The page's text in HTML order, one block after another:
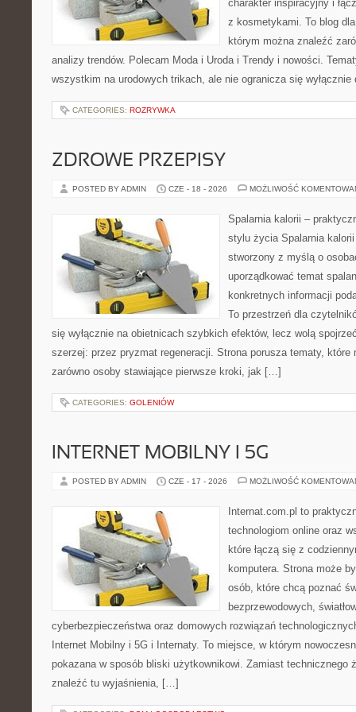
charakter inspiracyjny i
z kosmetykami. To blog
którym można znaleźć
analizy trendów. Polecam Moda i Uroda i Trendy i nowości.
wszystkim na urodowych trikach, ale nie ogranicza się
CATEGORIES: ROZRYWKA
ZDROWE PRZEPISY
POSTED BY ADMIN CZE - 18 - 2026 MOŻLIWOŚĆ
Spalarnia kalorii –
stylu życia Spalarnia
stworzony z myślą o
uporządkować temat
konkretnych informacji
To przestrzeń dla
się wyłącznie na obietnicach szybkich efektów, lecz wolą
szerzej: przez pryzmat regeneracji. Strona porusza tematy, które
zarówno osoby stawiające pierwsze kroki, jak […]
CATEGORIES: GOLENIÓW
INTERNET MOBILNY I 5G
POSTED BY ADMIN CZE - 17 - 2026 MOŻLIWOŚĆ
Internat.com.pl to
technologiom online oraz
które łączą się z
komputera. Strona może
osób, które chcą poznać
bezprzewodowych,
cyberbezpieczeństwa oraz domowych rozwiązań
Internet Mobilny i 5G i Internaty. To miejsce, w którym
pokazana w sposób bliski użytkownikowi. Zamiast technicznego
znaleźć tu wyjaśnienia, […]